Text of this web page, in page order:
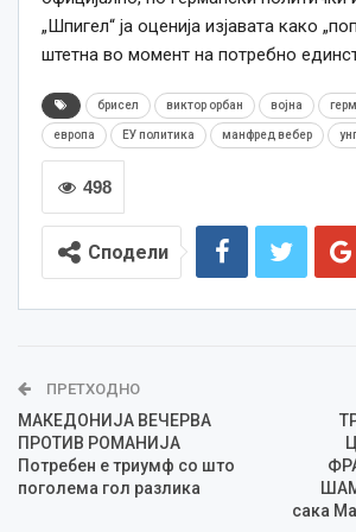
„Шпигел“ ја оценија изјавата како
штетна во момент на потребно
брисел виктор орбан војна
европа ЕУ политика манфред вебер
498
Сподели
ПРЕТХОДНО
МАКЕДОНИЈА ВЕЧЕРВА
ПРОТИВ РОМАНИЈА
Потребен е триумф со што
поголема гол разлика
сака